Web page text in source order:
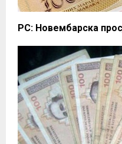
РС: Новембарска